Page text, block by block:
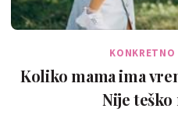
KONKRETNO
Koliko mama ima
Nije